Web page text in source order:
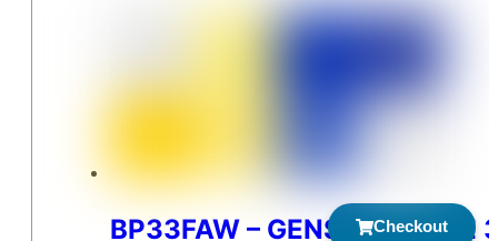
Checkout
BP33FAW – GENSET FAWDE